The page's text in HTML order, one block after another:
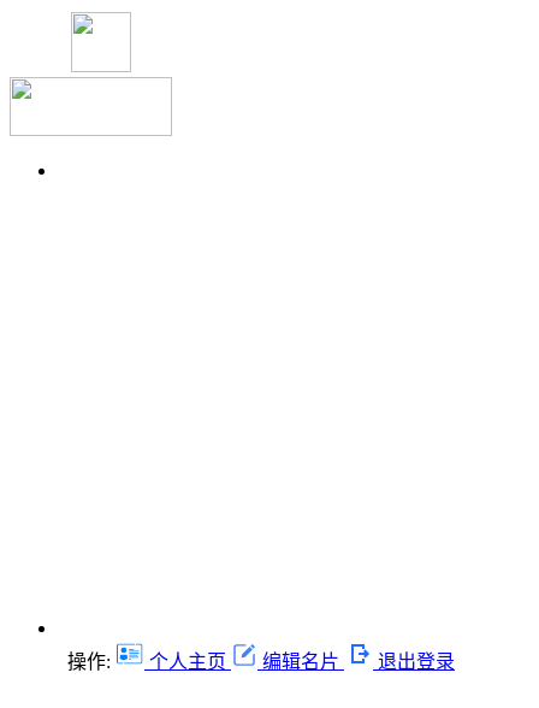
操作: 个人主页 编辑名片 退出登录